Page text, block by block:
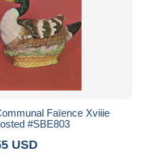
Faïence Xviiie
#SBE803
USD